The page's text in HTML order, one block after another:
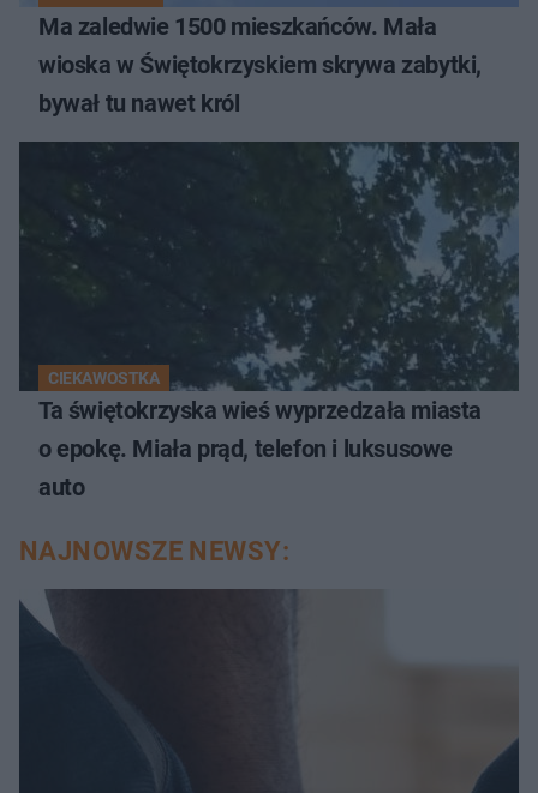
Ma zaledwie 1500 mieszkańców. Mała
wioska w Świętokrzyskiem skrywa zabytki,
bywał tu nawet król
CIEKAWOSTKA
Ta świętokrzyska wieś wyprzedzała miasta
o epokę. Miała prąd, telefon i luksusowe
auto
NAJNOWSZE NEWSY: